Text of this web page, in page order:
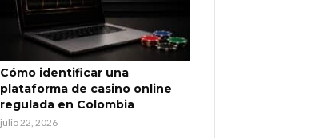
Cómo identificar una
plataforma de casino online
regulada en Colombia
julio 22, 2026